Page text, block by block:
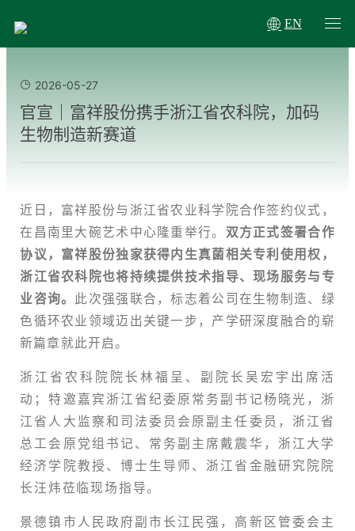
EN
2026-05-27
官宣｜富祥股份携手浙江省农科院，加码
生物制造新赛道
近日，富祥股份与浙江省农业科学院合作签约仪式，
在昌南里大碗艺术中心隆重举行。 双方正式签署合作
协议，富祥股份独家获得内生真菌相关专利使用权，
浙江省农科院也将持续提供技术指导、现场服务与专
业咨询。 此次强强联合，标志着公司在生物制造、绿
色循环农业领域迈出关键一步，产学研深度融合的崭
新篇章就此开启。
浙江省农科院院长林福呈、副院长吴宏宇 出席活
动；特邀嘉宾浙江省纪委原常务副书记杨晓光， 浙
江省人大监察和司法委员会原副主任委员，浙江省
总工会原党组书记、常务副主席戴震华 ，浙江大学
经济学院教授、博士生导师、 浙江省金融研究院院
长汪炜莅临现场指导。
景德镇市人民政府副市长江民强，高新区管委会主